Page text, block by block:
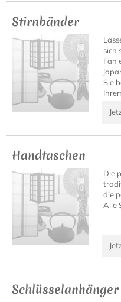
Stirnbänder
sich
Fan
Sie
Handtaschen
Die
die
Alle
Schlüsselanhänger